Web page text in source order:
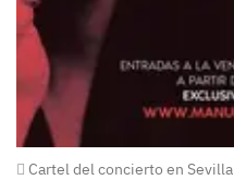
Cartel del concierto en Sevilla